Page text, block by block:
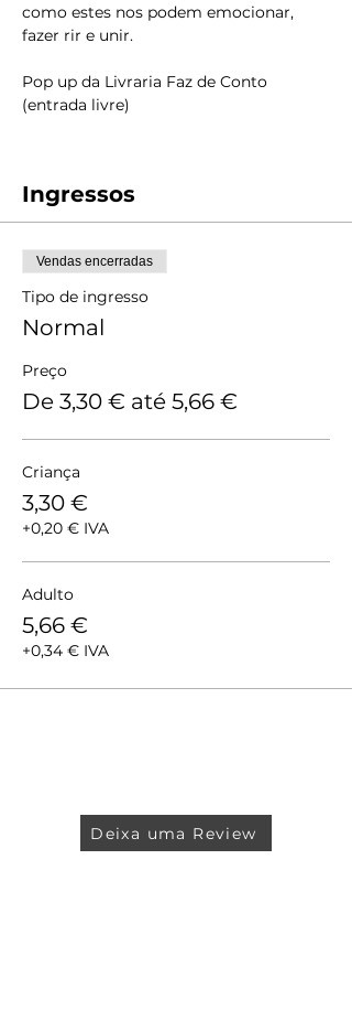
como estes nos podem emocionar,
fazer rir e unir.
Pop up da Livraria Faz de Conto
(entrada livre)
Ingressos
Vendas encerradas
Tipo de ingresso
Normal
Preço
De 3,30 € até 5,66 €
Criança
3,30 €
+0,20 € IVA
Adulto
5,66 €
+0,34 € IVA
Deixa uma Review